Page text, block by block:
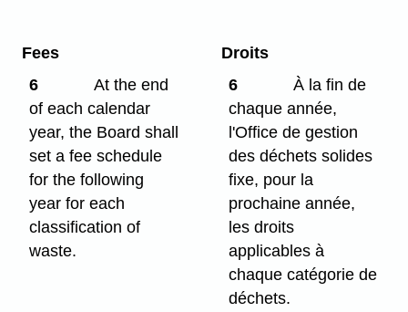
Fees
6
At the end
of each calendar
year, the Board shall
set a fee schedule
for the following
year for each
classification of
waste.
Droits
6
À la fin de
chaque année,
l'Office de gestion
des déchets solides
fixe, pour la
prochaine année,
les droits
applicables à
chaque catégorie de
déchets.